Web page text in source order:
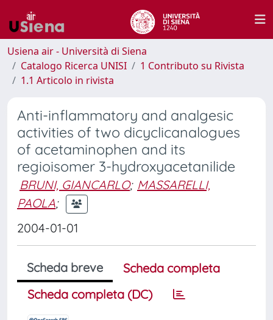
Usiena air - Università di Siena
Catalogo Ricerca UNISI
1 Contributo su Rivista
1.1 Articolo in rivista
Anti-inflammatory and analgesic
activities of two dicyclicanalogues
of acetaminophen and its
regioisomer 3-hydroxyacetanilide
BRUNI, GIANCARLO; MASSARELLI,
PAOLA;
2004-01-01
Scheda breve
Scheda completa
Scheda completa (DC)